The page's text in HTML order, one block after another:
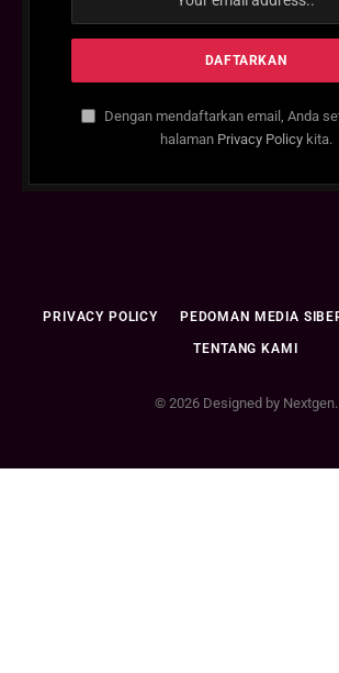
Dengan mendaftarkan email, Anda
halaman Privacy Policykita.
PRIVACY POLICY PEDOMAN MEDIA
TENTANG KAMI
© 2026 Designed by Nextgen.